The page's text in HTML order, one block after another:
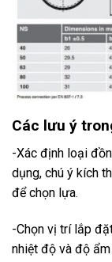
Các lưu ý
-Xác định loại
dụng, chú ý kích
để chọn lựa.
-Chọn vị trí lắp
nhiệt độ và độ